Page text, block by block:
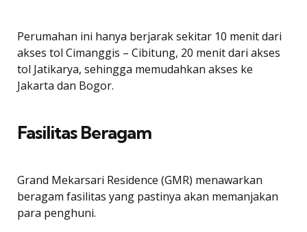
Perumahan ini hanya berjarak sekitar 10 menit dari
akses tol Cimanggis – Cibitung, 20 menit dari akses
tol Jatikarya, sehingga memudahkan akses ke
Jakarta dan Bogor.
Fasilitas Beragam
Grand Mekarsari Residence (GMR) menawarkan
beragam fasilitas yang pastinya akan memanjakan
para penghuni.